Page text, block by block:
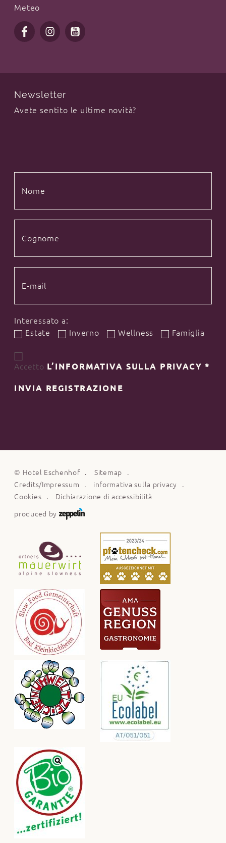
Meteo
Newsletter
Avete sentito le ultime novità?
Interessato a:
Estate
Inverno Wellness Famiglia
Accetto L’INFORMATIVA SULLA PRIVACY*
INVIA REGISTRAZIONE
© Hotel Eschenhof
Sitemap
Credits/Impressum
informativa sulla privacy
Cookies
Dichiarazione di accessibilità
produced by